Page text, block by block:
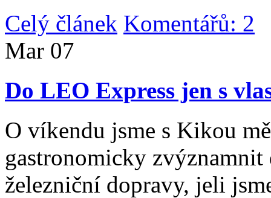
Celý článek Komentářů: 2
Mar 07
Do LEO Express jen s
O víkendu jsme s Kikou
gastronomicky
železniční dopravy, jeli